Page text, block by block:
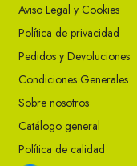
Aviso Legal y Cookies
Política de privacidad
Pedidos y Devoluciones
Condiciones Generales
Sobre nosotros
Catálogo general
Política de calidad